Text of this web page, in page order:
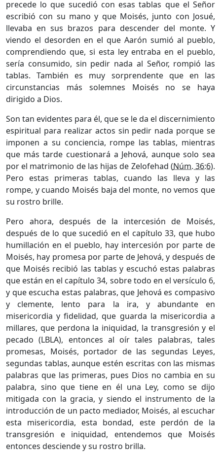
precede lo que sucedió con esas tablas que el Señor
escribió con su mano y que Moisés, junto con Josué,
llevaba en sus brazos para descender del monte. Y
viendo el desorden en el que Aarón sumió al pueblo,
comprendiendo que, si esta ley entraba en el pueblo,
sería consumido, sin pedir nada al Señor, rompió las
tablas. También es muy sorprendente que en las
circunstancias más solemnes Moisés no se haya
dirigido a Dios.
Son tan evidentes para él, que se le da el discernimiento
espiritual para realizar actos sin pedir nada porque se
imponen a su conciencia, rompe las tablas, mientras
que más tarde cuestionará a Jehová, aunque solo sea
por el matrimonio de las hijas de Zelofehad (Núm. 36:6).
Pero estas primeras tablas, cuando las lleva y las
rompe, y cuando Moisés baja del monte, no vemos que
su rostro brille.
Pero ahora, después de la intercesión de Moisés,
después de lo que sucedió en el capítulo 33, que hubo
humillación en el pueblo, hay intercesión por parte de
Moisés, hay promesa por parte de Jehová, y después de
que Moisés recibió las tablas y escuchó estas palabras
que están en el capítulo 34, sobre todo en el versículo 6,
y que escucha estas palabras, que Jehová es compasivo
y clemente, lento para la ira, y abundante en
misericordia y fidelidad, que guarda la misericordia a
millares, que perdona la iniquidad, la transgresión y el
pecado (LBLA), entonces al oír tales palabras, tales
promesas, Moisés, portador de las segundas Leyes,
segundas tablas, aunque estén escritas con las mismas
palabras que las primeras, pues Dios no cambia en su
palabra, sino que tiene en él una Ley, como se dijo
mitigada con la gracia, y siendo el instrumento de la
introducción de un pacto mediador, Moisés, al escuchar
esta misericordia, esta bondad, este perdón de la
transgresión e iniquidad, entendemos que Moisés
entonces desciende y su rostro brilla.